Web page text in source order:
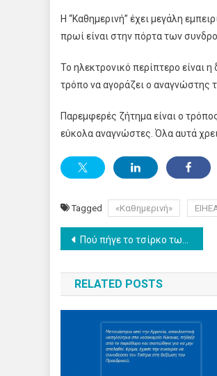
Η “Καθημερινή” έχει μεγάλη
πρωί είναι στην πόρτα των
Το ηλεκτρονικό περίπτερο είναι
τρόπο να αγοράζει ο αναγνώστης
Παρεμφερές ζήτημα είναι ο
εύκολα αναγνώστες. Όλα αυτά
Tagged «Καθημερινή»
Post
navigation
Πού πήγε το τσίρκο των media;
RELATED POSTS